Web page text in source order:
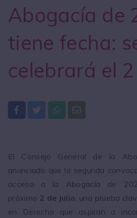
Abogacía de
tiene fecha:
celebrará el
El Consejo General de la
anunciado que la segunda
acceso a la Abogacía de
próximo 2 de julio, una prueba
en Derecho que aspiran a